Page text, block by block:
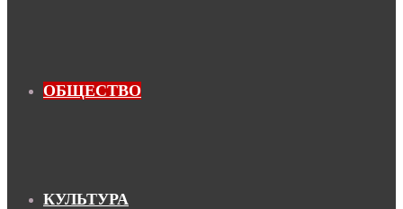
ОБЩЕСТВО
КУЛЬТУРА